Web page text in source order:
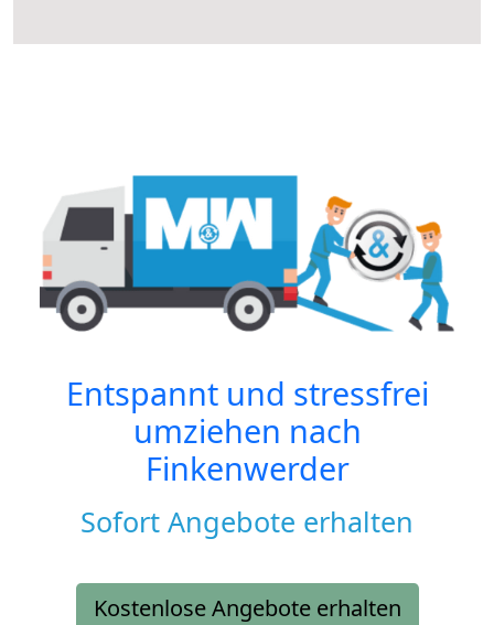
Entspannt und stressfrei
umziehen nach
Finkenwerder
Sofort Angebote erhalten
Kostenlose Angebote erhalten